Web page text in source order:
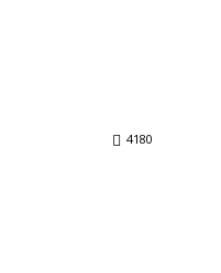
4180